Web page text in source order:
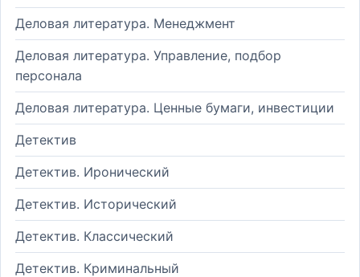
Деловая литература. Менеджмент
Деловая литература. Управление, подбор
персонала
Деловая литература. Ценные бумаги, инвестиции
Детектив
Детектив. Иронический
Детектив. Исторический
Детектив. Классический
Детектив. Криминальный